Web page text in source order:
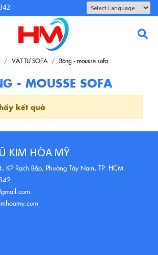
VẬT TƯ SOFA Bông - mousse sofa
- MOUSSE SOFA
kết quả
KIM HÒA MỸ
Rạch Bắp, Phường Tây Nam, TP. HCM